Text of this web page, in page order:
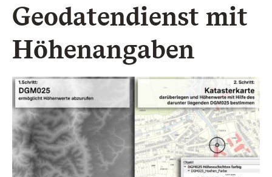
Geodatendienst mit
Höhenangaben